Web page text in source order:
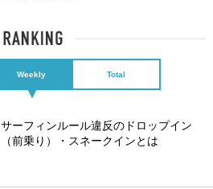
Weekly Total
サーフィンルール違反のドロップイン
（前乗り）・スネークインとは